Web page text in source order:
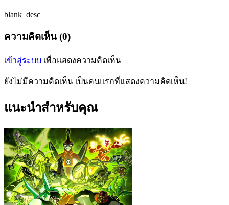
blank_desc
ความคิดเห็น (0)
เข้าสู่ระบบ เพื่อแสดงความคิดเห็น
ยังไม่มีความคิดเห็น เป็นคนแรกที่แสดงความคิดเห็น!
แนะนำสำหรับคุณ